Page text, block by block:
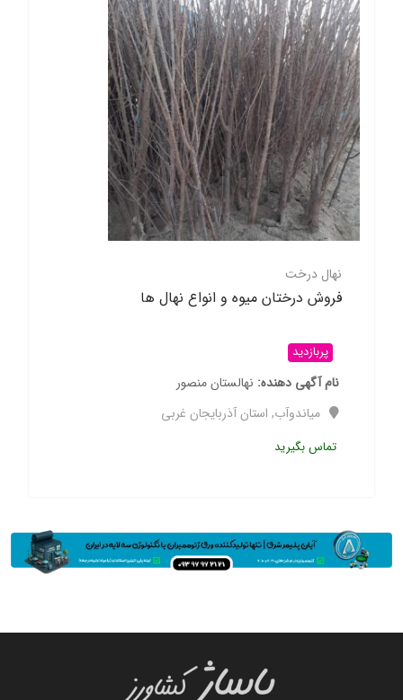
نهال درخت
فروش درختان میوه و انواع نهال ها
پربازدید
نام آگهی دهنده نهالستان منصور
میاندوآب, استان آذربایجان غربی
تماس بگیرید